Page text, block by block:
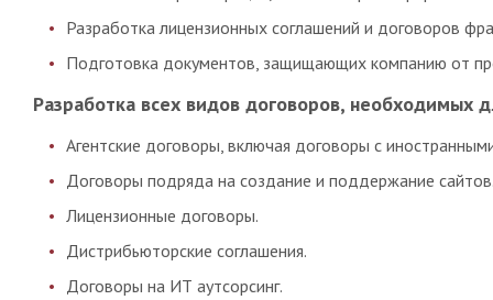
Разработка лицензионных соглашений и договоров
Подготовка документов, защищающих компанию от
Разработка всех видов договоров, необходимых
Агентские договоры, включая договоры с
Договоры подряда на создание и поддержание
Лицензионные договоры.
Дистрибьюторские соглашения.
Договоры на ИТ аутсорсинг.